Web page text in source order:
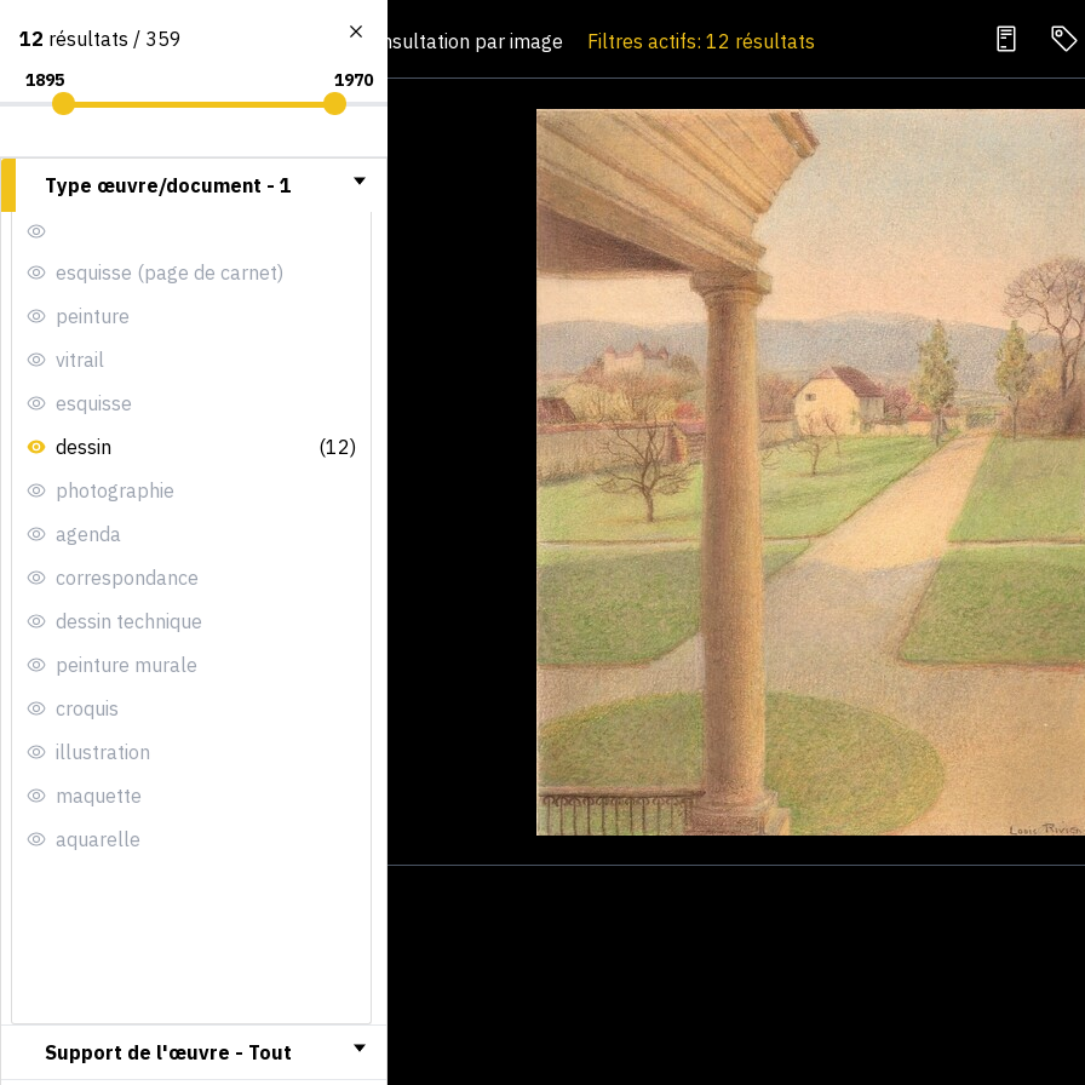
Consultation par image Filtres actifs: 12 résultats
12 résultats / 359
Type œuvre/document - 1
esquisse (page de carnet)
peinture
vitrail
esquisse
dessin
(12)
photographie
agenda
correspondance
dessin technique
peinture murale
croquis
illustration
maquette
aquarelle
Support de l'œuvre - Tout